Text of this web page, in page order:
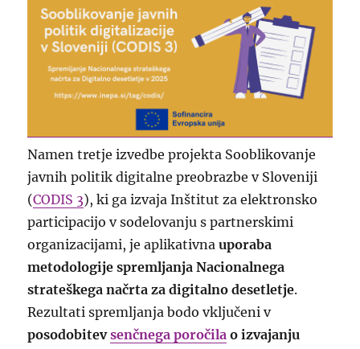
Namen tretje izvedbe projekta Sooblikovanje
javnih politik digitalne preobrazbe v Sloveniji
(CODIS 3), ki ga izvaja Inštitut za elektronsko
participacijo v sodelovanju s partnerskimi
organizacijami, je aplikativnauporaba
metodologije spremljanja Nacionalnega
strateškega načrta za digitalno desetletje.
Rezultati spremljanja bodo vključeni v
posodobitevsenčnega poročila o izvajanju